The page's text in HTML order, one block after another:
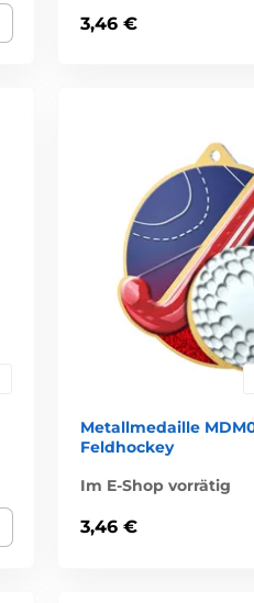
3,46 €
Metallmedaille
Feldhockey
Im E-Shop vorrätig
3,46 €